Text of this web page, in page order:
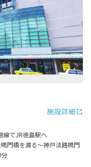
施設詳細
線でJR徳島駅へ
門橋を渡る～神戸淡路鳴門
分